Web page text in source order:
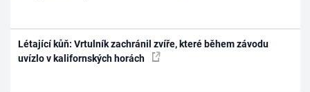
Létající kůň: Vrtulník zachránil zvíře, které během závodu
uvízlo v kalifornských horách